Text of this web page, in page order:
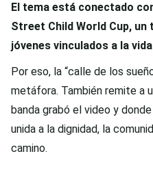
El tema está conectado
Street Child World Cup, un
jóvenes vinculados a la
Por eso, la “calle de los
metáfora. También remite a
banda grabó el video y
unida a la dignidad, la
camino.